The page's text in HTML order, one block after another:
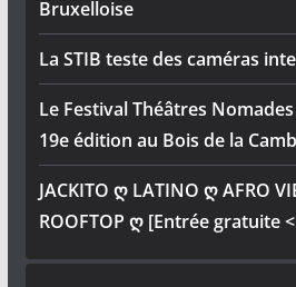
Bruxelloise
La STIB teste des caméras
Le Festival Théâtres
19e édition au Bois de la
JACKITO ღ LATINO ღ AFRO
ROOFTOP ღ [Entrée gratuite